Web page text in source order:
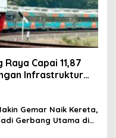
Capai 11,87
Infrastruktur
Gemar Naik Kereta,
Gerbang Utama di